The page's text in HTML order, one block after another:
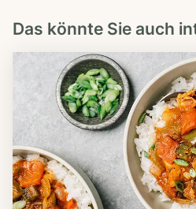
Das könnte Sie auch